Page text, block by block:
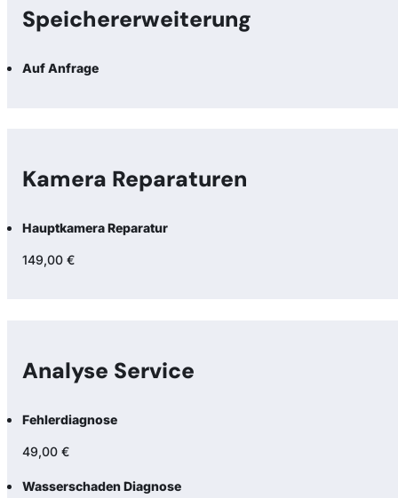
Speicher­erweiterung
Auf Anfrage
Kamera Reparaturen
Hauptkamera Reparatur
149,00 €
Analyse Service
Fehlerdiagnose
49,00 €
Wasserschaden Diagnose